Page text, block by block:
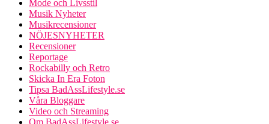
Mode och Livsstil
Musik Nyheter
Musikrecensioner
NÖJESNYHETER
Recensioner
Reportage
Rockabilly och Retro
Skicka In Era Foton
Tipsa BadAssLifestyle.se
Våra Bloggare
Video och Streaming
Om BadAssLifestyle.se